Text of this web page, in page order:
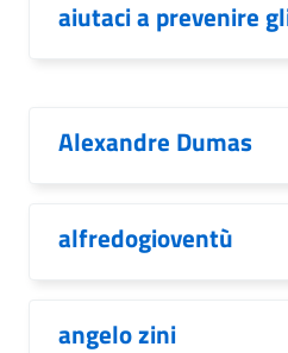
aiutaci a prevenire
Alexandre Dumas
alfredogioventù
angelo zini